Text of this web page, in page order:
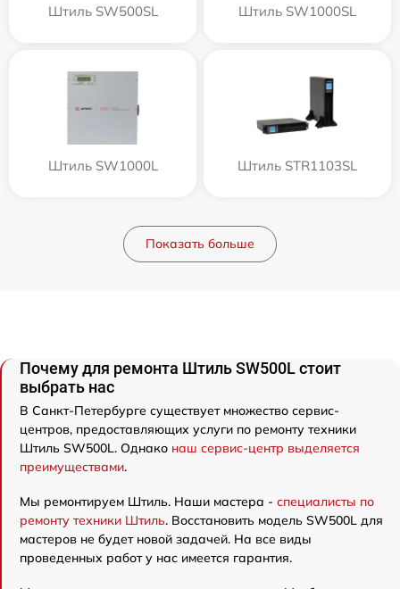
Штиль SW500SL Штиль SW1000SL
Штиль SW1000L Штиль STR1103SL
Показать больше
Почему для ремонта Штиль SW500L стоит
выбрать нас
В Санкт-Петербурге существует множество сервис-
центров, предоставляющих услуги по ремонту техники
Штиль SW500L. Однако наш сервис-центр выделяется
преимуществами.
Мы ремонтируем Штиль. Наши мастера - специалисты по
ремонту техники Штиль. Восстановить модель SW500L для
мастеров не будет новой задачей. На все виды
проведенных работ у нас имеется гарантия.